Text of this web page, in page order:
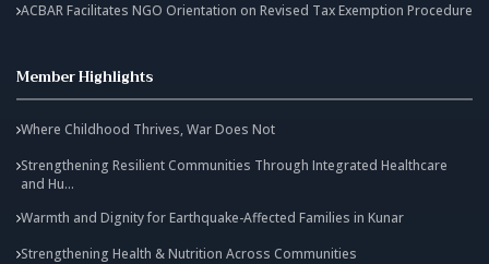
ACBAR Facilitates NGO Orientation on Revised Tax Exemption Procedure
Member Highlights
Where Childhood Thrives, War Does Not
Strengthening Resilient Communities Through Integrated Healthcare
and Hu...
Warmth and Dignity for Earthquake-Affected Families in Kunar
Strengthening Health & Nutrition Across Communities